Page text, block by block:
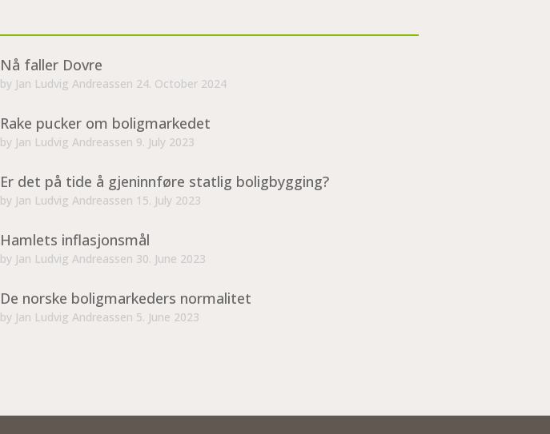
Nå faller Dovre
by Jan Ludvig Andreassen 24. October 2024
Rake pucker om boligmarkedet
by Jan Ludvig Andreassen 9. July 2023
Er det på tide å gjeninnføre statlig boligbygging?
by Jan Ludvig Andreassen 15. July 2023
Hamlets inflasjonsmål
by Jan Ludvig Andreassen 30. June 2023
De norske boligmarkeders normalitet
by Jan Ludvig Andreassen 5. June 2023